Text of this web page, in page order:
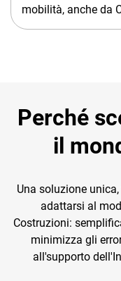
mobilità, anche da
Perché
il
Una soluzione
adattarsi al
Costruzioni:
minimizza gli
all'supporto